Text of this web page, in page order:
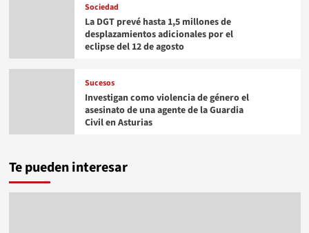
Sociedad
La DGT prevé hasta 1,5 millones de
desplazamientos adicionales por el
eclipse del 12 de agosto
Sucesos
Investigan como violencia de género el
asesinato de una agente de la Guardia
Civil en Asturias
Te pueden interesar